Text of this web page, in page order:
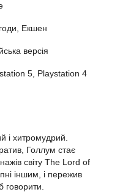
Екшен
версія
5, Playstation 4
і хитромудрий.
Голлум стає
світу The Lord of
іншим, і пережив
говорити.